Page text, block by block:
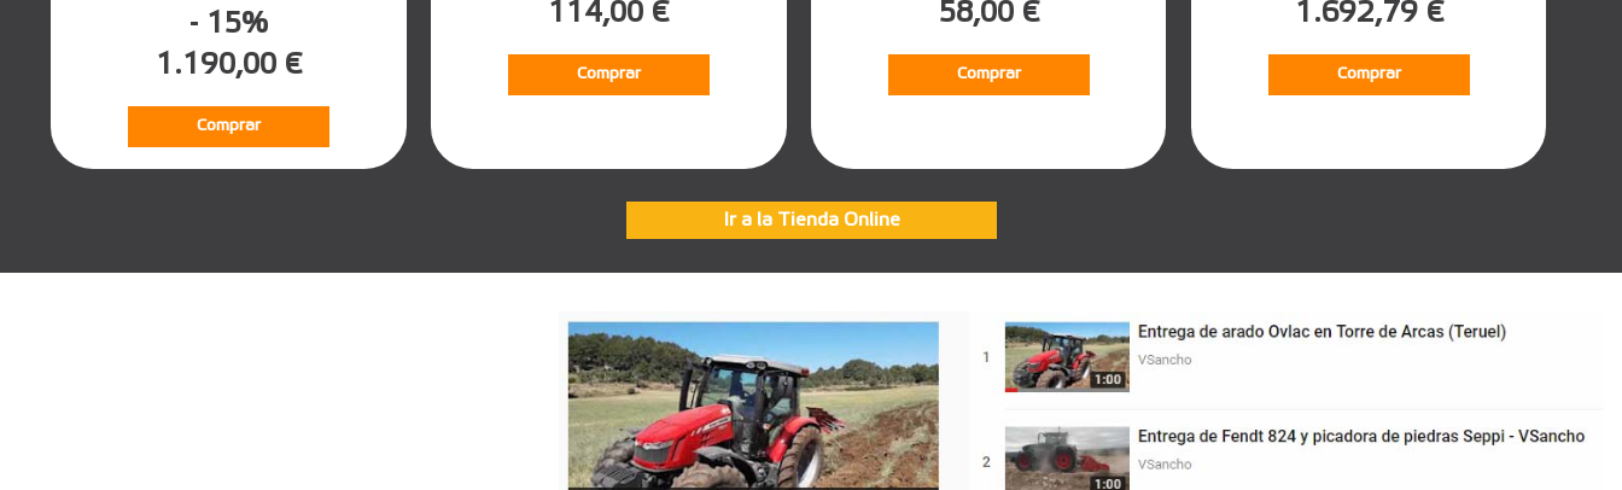
- 15%
1.190,00 €
Comprar
114,00 €
Comprar
58,00 €
Comprar
1.692,79 €
Comprar
Ir a la Tienda Online